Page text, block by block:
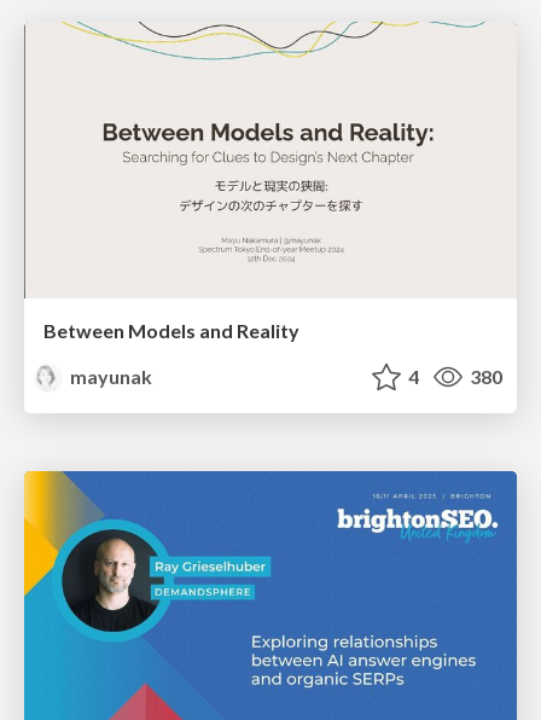
Between Models and Reality
mayunak
4 380